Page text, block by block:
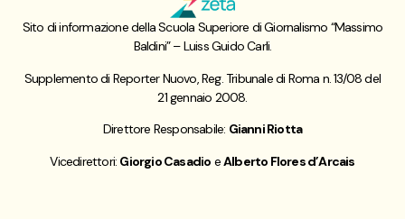
Sito di informazione della Scuola Superiore di Giornalismo “Massimo
Baldini” – Luiss Guido Carli.
Supplemento di Reporter Nuovo, Reg. Tribunale di Roma n. 13/08 del
21 gennaio 2008.
Direttore Responsabile: Gianni Riotta
Vicedirettori: Giorgio Casadio eAlberto Flores d’Arcais